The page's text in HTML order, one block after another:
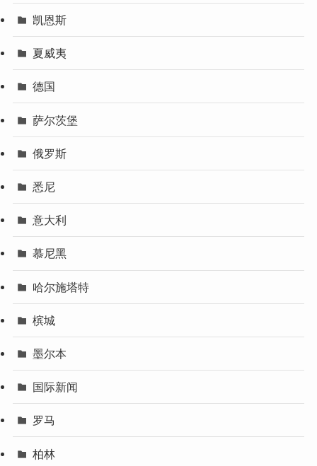
凯恩斯
夏威夷
德国
萨尔茨堡
俄罗斯
悉尼
意大利
慕尼黑
哈尔施塔特
槟城
墨尔本
国际新闻
罗马
柏林